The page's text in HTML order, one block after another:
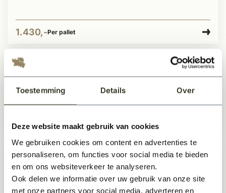
Toestemming Details Over
Deze website maakt gebruik van cookies
We gebruiken cookies om content en advertenties te
personaliseren, om functies voor social media te bieden
en om ons websiteverkeer te analyseren.
Ook delen we informatie over uw gebruik van onze site
met onze partners voor social media, adverteren en
1.430,-Per pallet
Op voorraad
1.226,-Per pallet
Op voorraad
Retro Boomse dakpan rood bezand